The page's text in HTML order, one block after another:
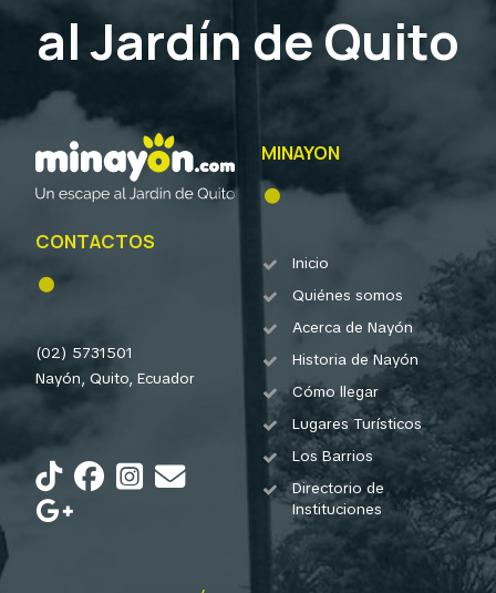
al Jardín de Quito
CONTACTOS
(02) 5731501
Nayón, Quito, Ecuador
MINAYON
Inicio
Quiénes somos
Acerca de Nayón
Historia de Nayón
Cómo llegar
Lugares Turísticos
Los Barrios
Directorio de
Instituciones